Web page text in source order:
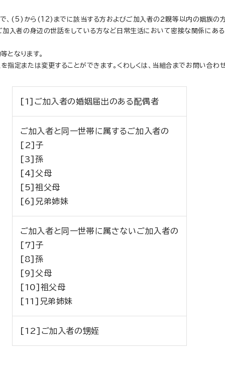
(5)から(12)までに該当する方およびご加入者の２親等以内の姻族の
入者の身辺の世話をしている方など日常生活において密接な関係にあ
となります。
定または変更することができます。くわしくは、当組合までお問い合わ
[1]ご加入者の婚姻届出のある配偶者
ご加入者と同一世帯に属するご加入者の
[2]子
[3]孫
[4]父母
[5]祖父母
[6]兄弟姉妹
ご加入者と同一世帯に属さないご加入者の
[7]子
[8]孫
[9]父母
[10]祖父母
[11]兄弟姉妹
[12]ご加入者の甥姪